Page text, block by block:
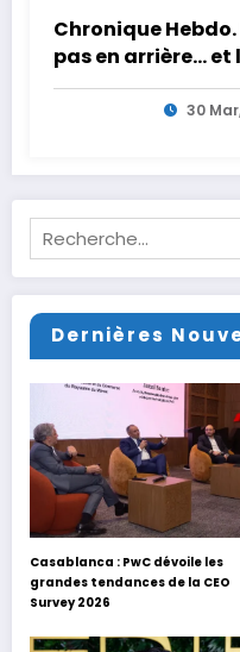
Chronique
pas en arrière…
30
Dernières
Casablanca : PwC dévoile les
grandes tendances de la CEO
Survey 2026